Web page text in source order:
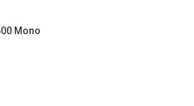
Mono